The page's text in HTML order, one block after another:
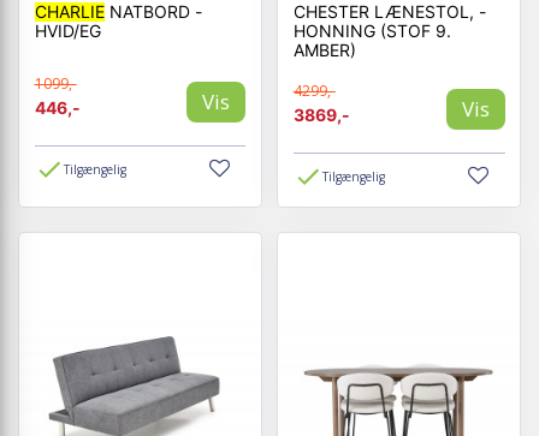
CHARLIENATBORD -
HVID/EG
1099,-
446,-
Vis
Tilgængelig
CHESTER LÆNESTOL, -
HONNING (STOF 9.
AMBER)
4299,-
3869,-
Vis
Tilgængelig